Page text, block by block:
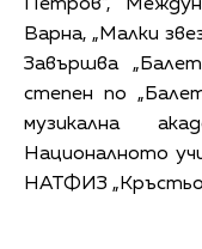
Петров“,
Варна, „Малки
Завършва
степен по
музикална
Националното
НАТФИЗ „Кръстьо